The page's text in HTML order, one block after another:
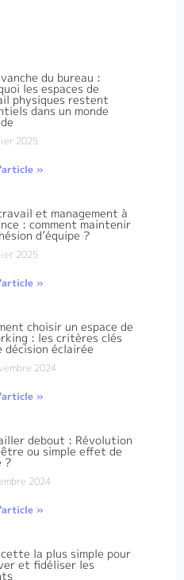
du bureau :
les espaces de
physiques restent
dans un monde
2025
»
et management à
: comment maintenir
d’équipe ?
2025
»
choisir un espace de
: les critères clés
décision éclairée
2024
»
debout : Révolution
ou simple effet de
?
2024
»
la plus simple pour
et fidéliser les